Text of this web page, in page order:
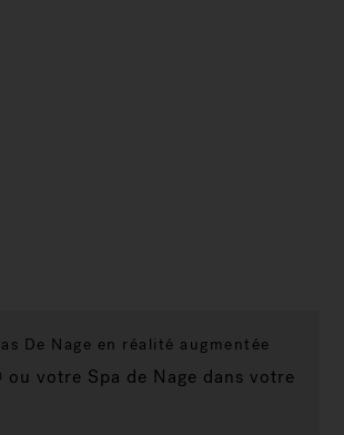
De Nage en réalité augmentée
votre Spa de Nage dans votre